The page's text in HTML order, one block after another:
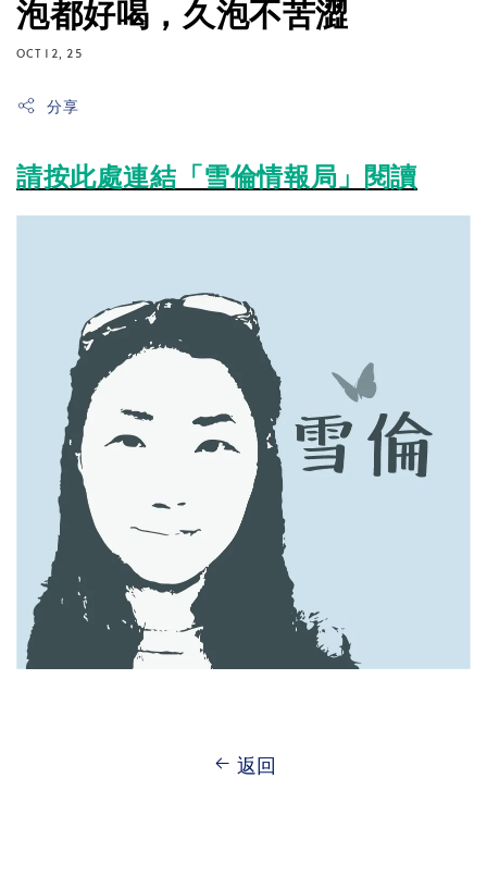
泡都好喝，久泡不苦澀
OCT 12, 25
分享
請按此處連結「雪倫情報局」閱讀
返回